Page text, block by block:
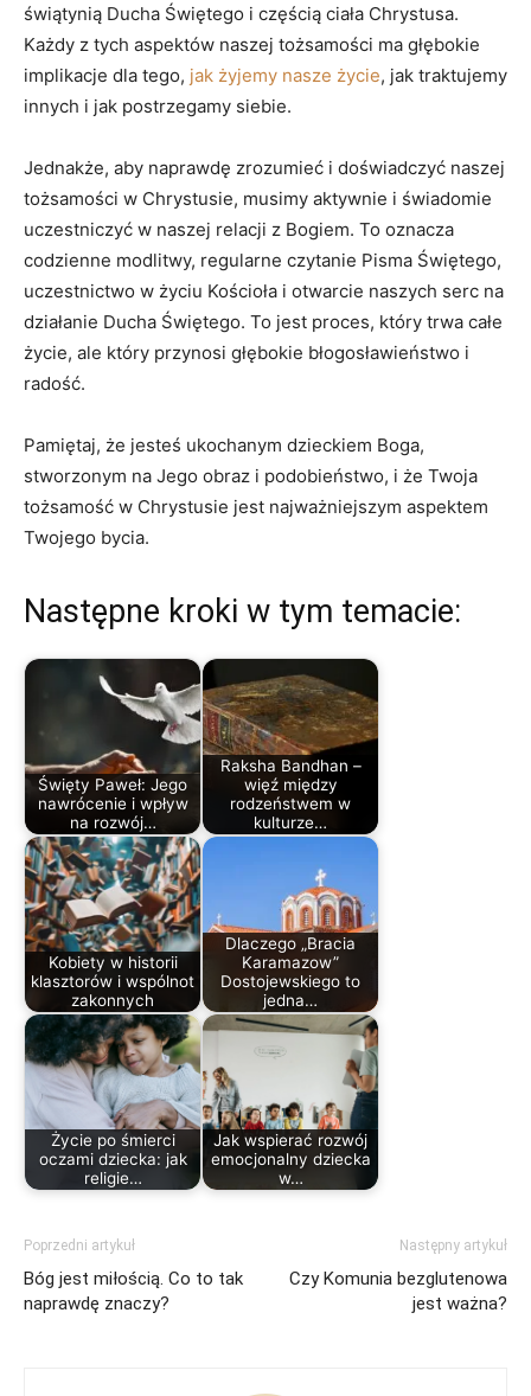
świątynią Ducha Świętego i częścią ciała Chrystusa.
Każdy z tych aspektów naszej tożsamości ma głębokie
implikacje dla tego, jak żyjemy nasze życie, jak traktujemy
innych i jak postrzegamy siebie.
Jednakże, aby naprawdę zrozumieć i doświadczyć naszej
tożsamości w Chrystusie, musimy aktywnie i świadomie
uczestniczyć w naszej relacji z Bogiem. To oznacza
codzienne modlitwy, regularne czytanie Pisma Świętego,
uczestnictwo w życiu Kościoła i otwarcie naszych serc na
działanie Ducha Świętego. To jest proces, który trwa całe
życie, ale który przynosi głębokie błogosławieństwo i
radość.
Pamiętaj, że jesteś ukochanym dzieckiem Boga,
stworzonym na Jego obraz i podobieństwo, i że Twoja
tożsamość w Chrystusie jest najważniejszym aspektem
Twojego bycia.
Następne kroki w tym temacie:
Święty Paweł: Jego
nawrócenie i wpływ
na rozwój…
Raksha Bandhan –
więź między
rodzeństwem w
kulturze…
Kobiety w historii
klasztorów i wspólnot
zakonnych
Dlaczego „Bracia
Karamazow”
Dostojewskiego to
jedna…
Życie po śmierci
oczami dziecka: jak
religie…
Jak wspierać rozwój
emocjonalny dziecka
w…
Poprzedni artykuł
Bóg jest miłością. Co to tak
naprawdę znaczy?
Następny artykuł
Czy Komunia bezglutenowa
jest ważna?